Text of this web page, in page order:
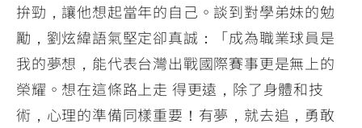
拚勁，讓他想起當年的自己。談到對學弟妹的勉
勵，劉炫緯語氣堅定卻真誠：「成為職業球員是
我的夢想，能代表台灣出戰國際賽事更是無上的
榮耀。想在這條路上走 得更遠，除了身體和技
術，心理的準備同樣重要！有夢，就去追，勇敢